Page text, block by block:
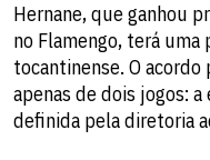
Hernane, que ganhou
no Flamengo, terá
tocantinense. O
apenas de dois jogos:
definida pela diretoria